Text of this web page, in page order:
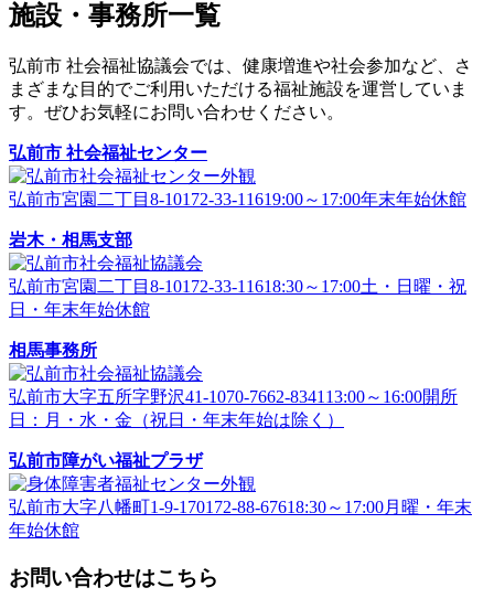
施設・事務所一覧
弘前市 社会福祉協議会では、健康増進や社会参加など、さ
まざまな目的でご利用いただける福祉施設を運営していま
す。ぜひお気軽にお問い合わせください。
弘前市 社会福祉センター
弘前市宮園二丁目8-10172-33-11619:00～17:00年末年始休館
岩木・相馬支部
弘前市宮園二丁目8-10172-33-11618:30～17:00土・日曜・祝
日・年末年始休館
相馬事務所
弘前市大字五所字野沢41-1070-7662-8341 13:00～16:00開所
日：月・水・金（祝日・年末年始は除く）
弘前市障がい福祉プラザ
弘前市大字八幡町1-9-170172-88-67618:30～17:00月曜・年末
年始休館
お問い合わせはこちら